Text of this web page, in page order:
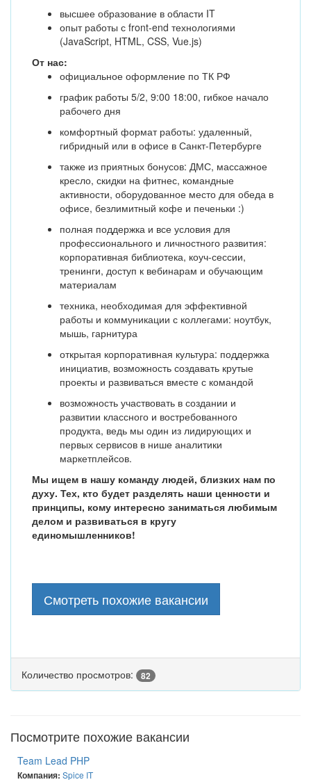
высшее образование в области IT
опыт работы с front-end технологиями
(JavaScript, HTML, CSS, Vue.js)
От нас:
официальное оформление по ТК РФ
график работы 5/2, 9:00 18:00, гибкое начало
рабочего дня
комфортный формат работы: удаленный,
гибридный или в офисе в Санкт-Петербурге
также из приятных бонусов: ДМС, массажное
кресло, скидки на фитнес, командные
активности, оборудованное место для обеда в
офисе, безлимитный кофе и печеньки :)
полная поддержка и все условия для
профессионального и личностного развития:
корпоративная библиотека, коуч-сессии,
тренинги, доступ к вебинарам и обучающим
материалам
техника, необходимая для эффективной
работы и коммуникации с коллегами: ноутбук,
мышь, гарнитура
открытая корпоративная культура: поддержка
инициатив, возможность создавать крутые
проекты и развиваться вместе с командой
возможность участвовать в создании и
развитии классного и востребованного
продукта, ведь мы один из лидирующих и
первых сервисов в нише аналитики
маркетплейсов.
Мы ищем в нашу команду людей, близких нам по
духу. Тех, кто будет разделять наши ценности и
принципы, кому интересно заниматься любимым
делом и развиваться в кругу
единомышленников!
Смотреть похожие вакансии
Количество просмотров: 82
Посмотрите похожие вакансии
Team Lead PHP
Компания: Spice IT